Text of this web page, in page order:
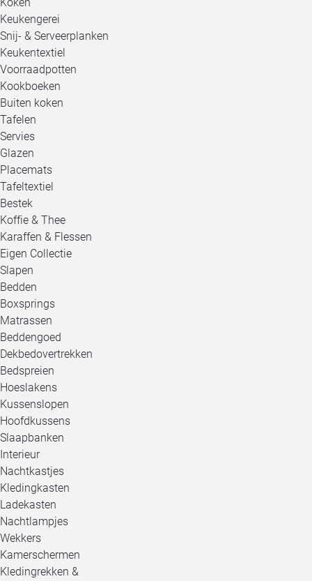
Keukengerei
Snij- & Serveerplanken
Keukentextiel
Voorraadpotten
Kookboeken
Buiten koken
Tafelen
Servies
Glazen
Placemats
Tafeltextiel
Bestek
Koffie & Thee
Karaffen & Flessen
Eigen Collectie
Slapen
Bedden
Boxsprings
Matrassen
Beddengoed
Dekbedovertrekken
Bedspreien
Hoeslakens
Kussenslopen
Hoofdkussens
Slaapbanken
Interieur
Nachtkastjes
Kledingkasten
Ladekasten
Nachtlampjes
Wekkers
Kamerschermen
Kledingrekken &